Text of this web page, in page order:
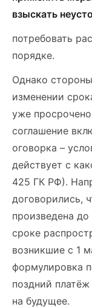
взыскать
потребовать
порядке.
Однако
изменении
уже
соглашение
оговорка –
действует с
425 ГК РФ).
договорились,
произведена
сроке
возникшие с 1
формулировка
поздний
на будущее.